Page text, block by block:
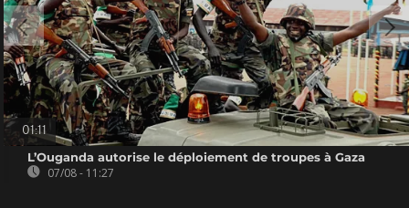
01:11
L’Ouganda autorise le déploiement de troupes à Gaza
07/08 - 11:27